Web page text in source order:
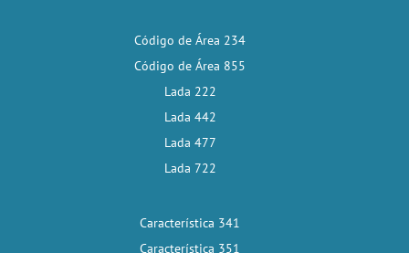
Código de Área 234
Código de Área 855
Lada 222
Lada 442
Lada 477
Lada 722
Característica 341
Característica 351